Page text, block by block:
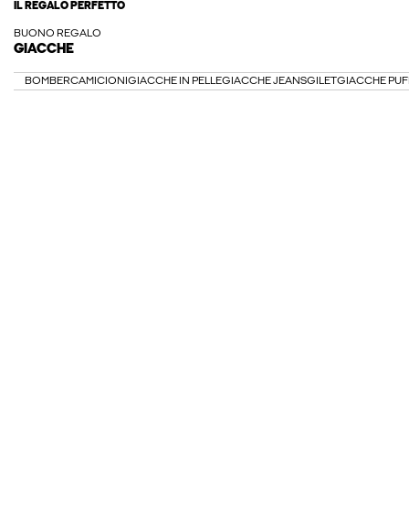
IL REGALO PERFETTO
BUONO REGALO
GIACCHE
BOMBERCAMICIONI GIACCHE IN PELLEGIACCHE JEANSGILETGIACCHE